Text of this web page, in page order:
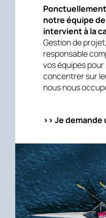
notre équipe
intervient à la
Gestion de
responsable
vos équipes
concentrer sur
nous nous
>> Je demande